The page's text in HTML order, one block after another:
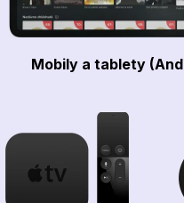
Mobily a tablety